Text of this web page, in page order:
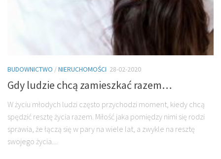
BUDOWNICTWO /NIERUCHOMOŚCI 28-02-2020
Gdy ludzie chcą zamieszkać razem…
W życiu młodych ludzi często przychodzi moment, kiedy chcą
spędzić resztę życia razem. Miłość jaka pomiędzy nimi się rodzi
sprawia, że łączą się w pary na wiele lat, a zwykle na resztę
swojego życia....